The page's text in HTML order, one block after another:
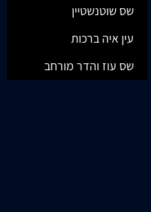
שס שוטנשטיין
עין איה ברכות
שס עוז והדר מורחב